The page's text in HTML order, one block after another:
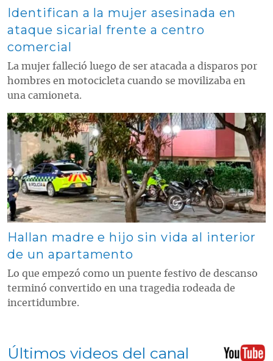
Identifican a la mujer asesinada en
ataque sicarial frente a centro
comercial
La mujer falleció luego de ser atacada a disparos por
hombres en motocicleta cuando se movilizaba en
una camioneta.
Contenido multimedia principal
Hallan madre e hijo sin vida al interior
de un apartamento
Lo que empezó como un puente festivo de descanso
terminó convertido en una tragedia rodeada de
incertidumbre.
Últimos videos del canal